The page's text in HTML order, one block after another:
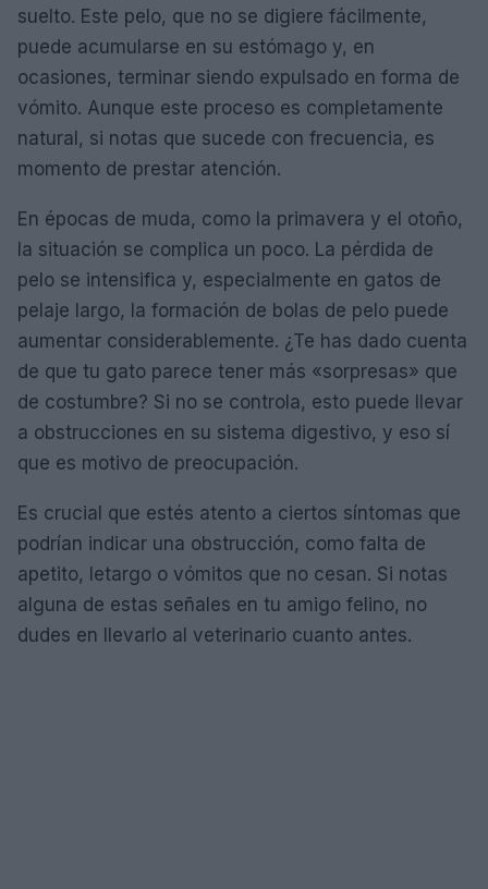
suelto. Este pelo, que no se digiere fácilmente,
puede acumularse en su estómago y, en
ocasiones, terminar siendo expulsado en forma de
vómito. Aunque este proceso es completamente
natural, si notas que sucede con frecuencia, es
momento de prestar atención.
En épocas de muda, como la primavera y el otoño,
la situación se complica un poco. La pérdida de
pelo se intensifica y, especialmente en gatos de
pelaje largo, la formación de bolas de pelo puede
aumentar considerablemente. ¿Te has dado cuenta
de que tu gato parece tener más «sorpresas» que
de costumbre? Si no se controla, esto puede llevar
a obstrucciones en su sistema digestivo, y eso sí
que es motivo de preocupación.
Es crucial que estés atento a ciertos síntomas que
podrían indicar una obstrucción, como falta de
apetito, letargo o vómitos que no cesan. Si notas
alguna de estas señales en tu amigo felino, no
dudes en llevarlo al veterinario cuanto antes.